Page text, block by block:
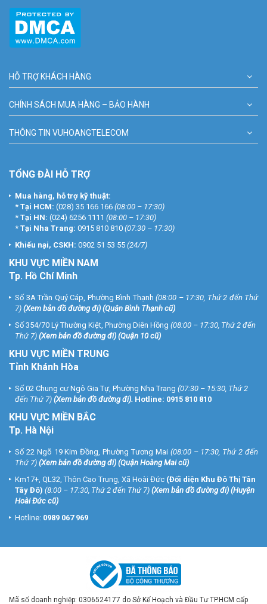
HỖ TRỢ KHÁCH HÀNG
CHÍNH SÁCH MUA HÀNG – BẢO HÀNH
THÔNG TIN VUHOANGTELECOM
TỔNG ĐÀI HỖ TRỢ
Mua hàng, hỗ trợ kỹ thuật:
* Tại HCM: (028) 35 166 166 (08:00 – 17:30)
* Tại HN: (024) 6256 1111 (08:00 – 17:30)
* Tại Nha Trang: 0915 810 810 (07:30 – 17:30)
Khiếu nại, CSKH: 0902 51 53 55 (24/7)
KHU VỰC MIỀN NAM
Tp. Hồ Chí Minh
Số 3A Trần Quý Cáp, Phường Bình Thạnh (08:00 – 17:30, Thứ 2 đến Thứ
7) (Xem bản đồ đường đi) (Quận Bình Thạnh cũ)
Số 354/70 Lý Thường Kiệt, Phường Diên Hồng (08:00 – 17:30, Thứ 2 đến
Thứ 7) (Xem bản đồ đường đi) (Quận 10 cũ)
KHU VỰC MIỀN TRUNG
Tỉnh Khánh Hòa
Số 02 Chung cư Ngô Gia Tự, Phường Nha Trang (07:30 – 15:30, Thứ 2
đến Thứ 7) (Xem bản đồ đường đi). Hotline: 0915 810 810
KHU VỰC MIỀN BẮC
Tp. Hà Nội
Số 22 Ngõ 19 Kim Đồng, Phường Tương Mai (08:00 – 17:30, Thứ 2 đến
Thứ 7) (Xem bản đồ đường đi) (Quận Hoàng Mai cũ)
Km17+, QL32, Thôn Cao Trung, Xã Hoài Đức (Đối diện Khu Đô Thị Tân
Tây Đô) (8:00 – 17:30, Thứ 2 đến Thứ 7) (Xem bản đồ đường đi) (Huyện
Hoài Đức cũ)
Hotline: 0989 067 969
Mã số doanh nghiệp: 0306524177 do Sở Kế Hoạch và Đầu Tư TP.HCM cấp